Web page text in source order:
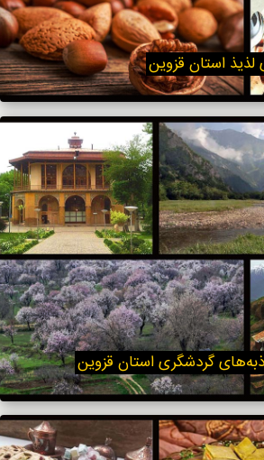
استان قزوین
گردشگری استان قزوین